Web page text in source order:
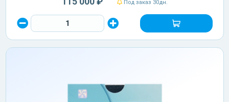
Под заказ 30дн.